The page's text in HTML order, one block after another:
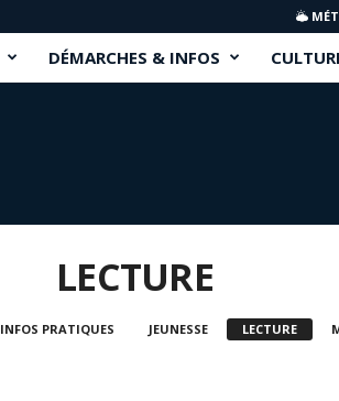
DÉMARCHES & INFOS
LECTURE
INFOS PRATIQUES JEUNESSE LECTURE